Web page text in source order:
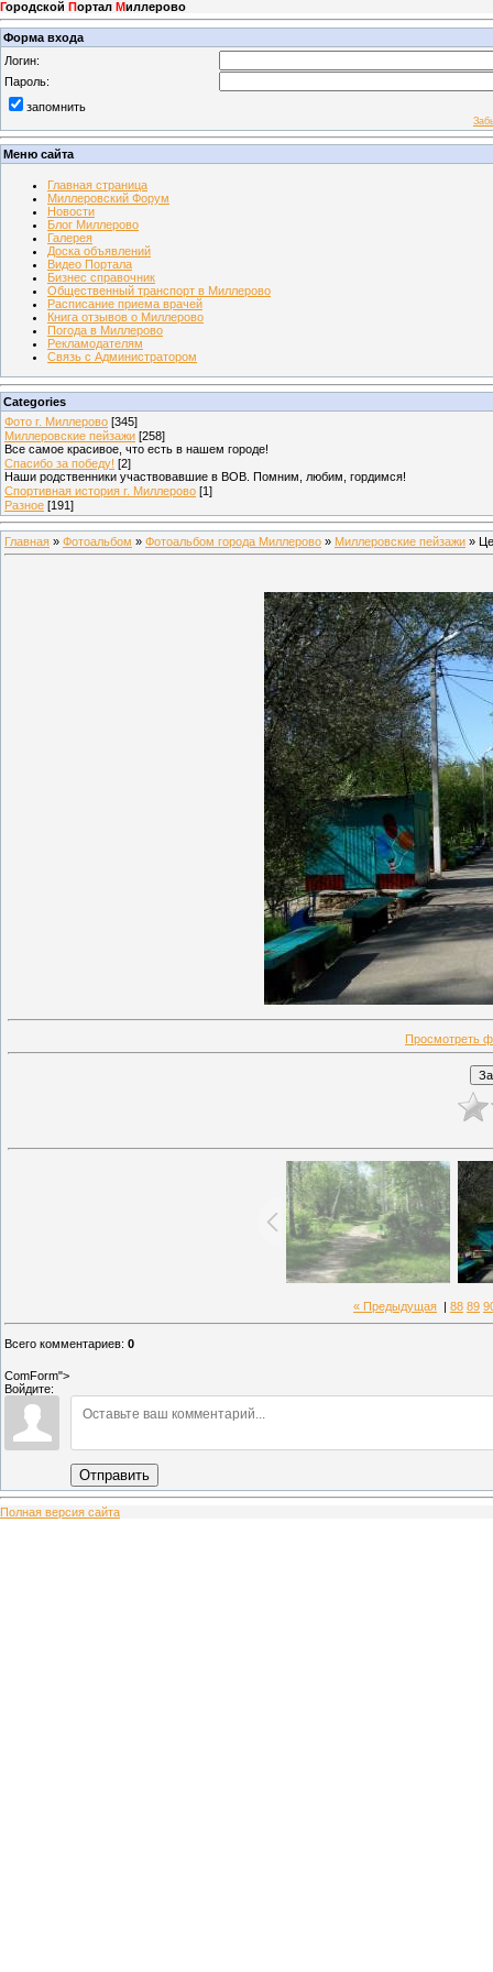
Городской Портал Миллерово
Форма входа
Логин:
Пароль:
запомнить
Меню сайта
Главная страница
Миллеровский Форум
Новости
Блог Миллерово
Галерея
Доска объявлений
Видео Портала
Бизнес справочник
Общественный транспорт в Миллерово
Расписание приема врачей
Книга отзывов о Миллерово
Погода в Миллерово
Рекламодателям
Связь с Администратором
Categories
Фото г. Миллерово [345]
Миллеровские пейзажи [258]
Все самое красивое, что есть в нашем городе!
Спасибо за победу! [2]
Наши родственники участвовавшие в ВОВ. Помним, любим, гордимся!
Спортивная история г. Миллерово [1]
Разное [191]
Главная » Фотоальбом » Фотоальбом города Миллерово » Миллеровские пейзажи »
Просмотреть
« Предыдущая 88 89
Всего комментариев: 0
ComForm">
Войдите:
Отправить
Полная версия сайта